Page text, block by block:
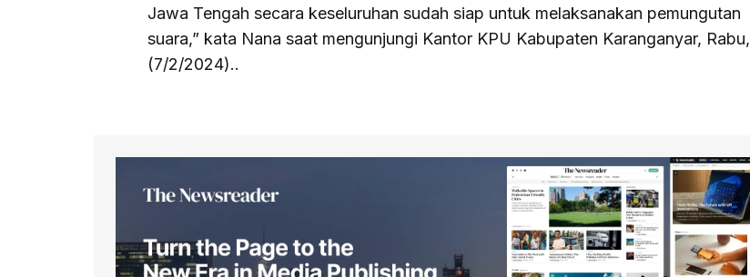
Jawa Tengah secara keseluruhan sudah siap untuk melaksanakan pemungutan
suara,” kata Nana saat mengunjungi Kantor KPU Kabupaten Karanganyar, Rabu,
(7/2/2024)..